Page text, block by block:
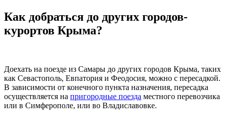
Как добраться до других городов-
курортов Крыма?
Доехать на поезде из Самары до других городов Крыма, таких
как Севастополь, Евпатория и Феодосия, можно с пересадкой.
В зависимости от конечного пункта назначения, пересадка
осуществляется на пригородные поезда местного перевозчика
или в Симферополе, или во Владиславовке.